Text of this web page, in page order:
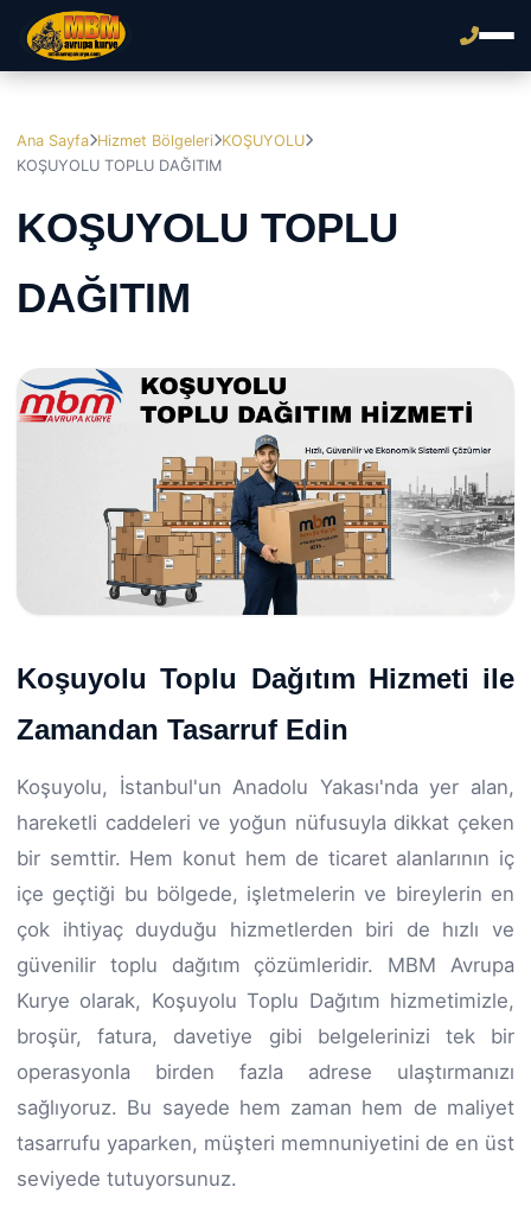
Ana Sayfa Hizmet Bölgeleri KOŞUYOLU
KOŞUYOLU TOPLU DAĞITIM
KOŞUYOLU TOPLU
DAĞITIM
Koşuyolu Toplu Dağıtım Hizmeti ile
Zamandan Tasarruf Edin
Koşuyolu, İstanbul'un Anadolu Yakası'nda yer alan,
hareketli caddeleri ve yoğun nüfusuyla dikkat çeken
bir semttir. Hem konut hem de ticaret alanlarının iç
içe geçtiği bu bölgede, işletmelerin ve bireylerin en
çok ihtiyaç duyduğu hizmetlerden biri de hızlı ve
güvenilir toplu dağıtım çözümleridir. MBM Avrupa
Kurye olarak, Koşuyolu Toplu Dağıtım hizmetimizle,
broşür, fatura, davetiye gibi belgelerinizi tek bir
operasyonla birden fazla adrese ulaştırmanızı
sağlıyoruz. Bu sayede hem zaman hem de maliyet
tasarrufu yaparken, müşteri memnuniyetini de en üst
seviyede tutuyorsunuz.